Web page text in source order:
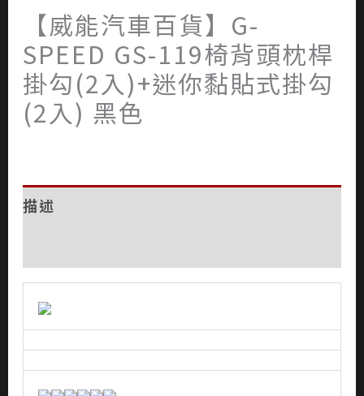
【威能汽車百貨】G-
SPEED GS-119椅背頭枕桿
掛勾(2入)+迷你黏貼式掛勾
(2入) 黑色
描述